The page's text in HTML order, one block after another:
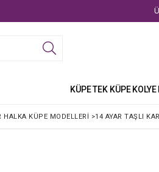
KÜPETEK KÜPEKOLYE
HALKA KÜPE MODELLERI >14 AYAR TAŞLI